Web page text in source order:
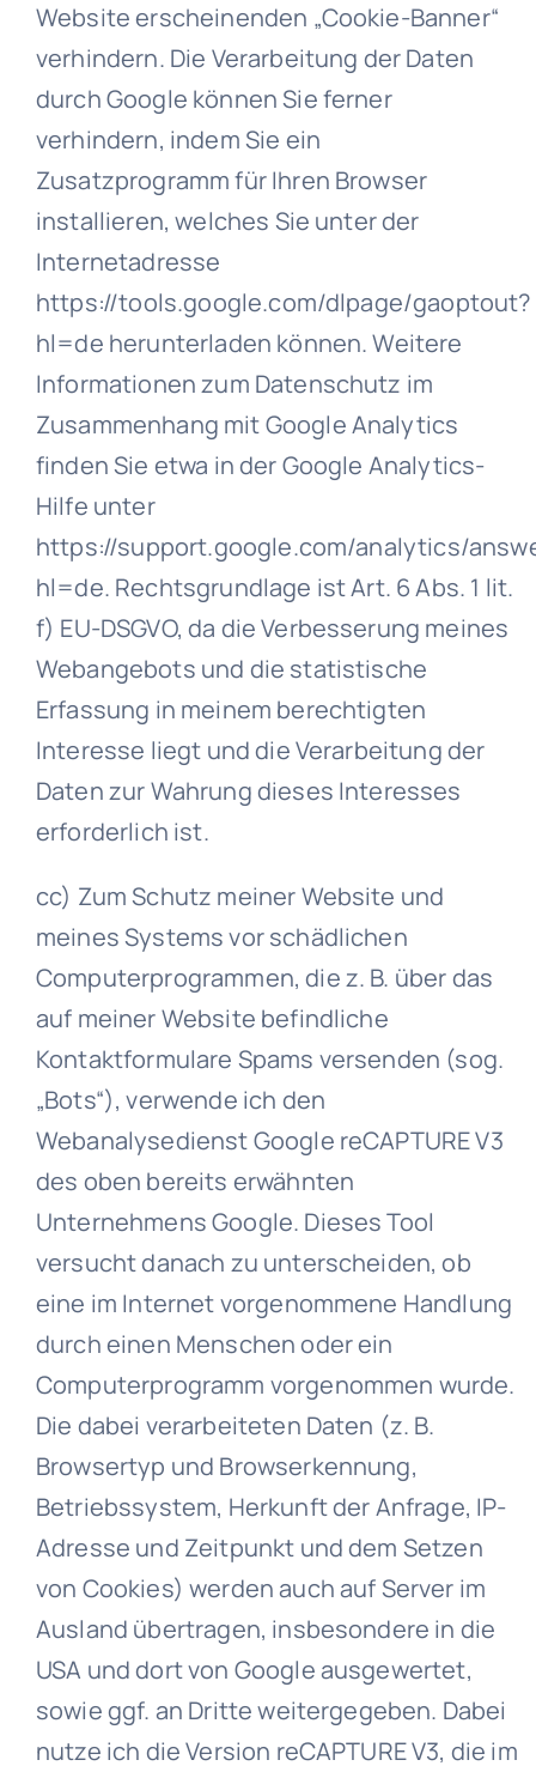
Website erscheinenden „Cookie-Banner“
verhindern. Die Verarbeitung der Daten
durch Google können Sie ferner
verhindern, indem Sie ein
Zusatzprogramm für Ihren Browser
installieren, welches Sie unter der
Internetadresse
https://tools.google.com/dlpage/gaoptout?
hl=de herunterladen können. Weitere
Informationen zum Datenschutz im
Zusammenhang mit Google Analytics
finden Sie etwa in der Google Analytics-
Hilfe unter
https://support.google.com/analytics/
hl=de. Rechtsgrundlage ist Art. 6 Abs. 1 lit.
f) EU-DSGVO, da die Verbesserung meines
Webangebots und die statistische
Erfassung in meinem berechtigten
Interesse liegt und die Verarbeitung der
Daten zur Wahrung dieses Interesses
erforderlich ist.
cc) Zum Schutz meiner Website und
meines Systems vor schädlichen
Computerprogrammen, die z. B. über das
auf meiner Website befindliche
Kontaktformulare Spams versenden (sog.
„Bots“), verwende ich den
Webanalysedienst Google reCAPTURE V3
des oben bereits erwähnten
Unternehmens Google. Dieses Tool
versucht danach zu unterscheiden, ob
eine im Internet vorgenommene Handlung
durch einen Menschen oder ein
Computerprogramm vorgenommen wurde.
Die dabei verarbeiteten Daten (z. B.
Browsertyp und Browserkennung,
Betriebssystem, Herkunft der Anfrage, IP-
Adresse und Zeitpunkt und dem Setzen
von Cookies) werden auch auf Server im
Ausland übertragen, insbesondere in die
USA und dort von Google ausgewertet,
sowie ggf. an Dritte weitergegeben. Dabei
nutze ich die Version reCAPTURE V3, die im